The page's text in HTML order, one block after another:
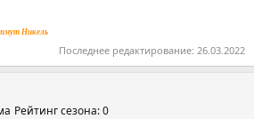
Никель
Последнее редактирование: 26.03.2022
Рейтинг сезона: 0